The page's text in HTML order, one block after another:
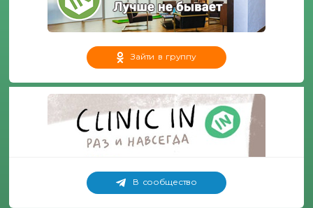
Зайти в группу
В сообщество